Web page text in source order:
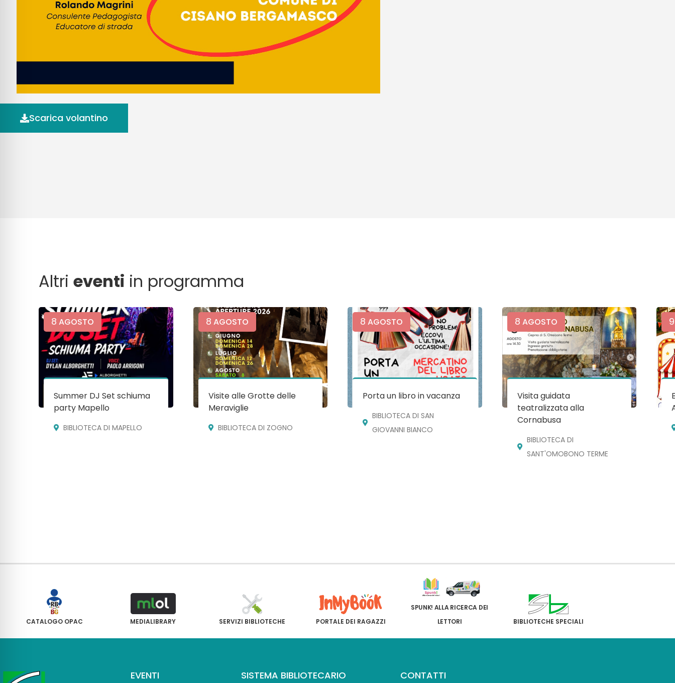
Scarica volantino
Altrieventi in programma
8 AGOSTO
Summer DJ Set schiuma
party Mapello
BIBLIOTECA DI MAPELLO
8 AGOSTO
Visite alle Grotte delle
Meraviglie
BIBLIOTECA DI ZOGNO
8 AGOSTO
Porta un libro in vacanza
BIBLIOTECA DI SAN
GIOVANNI BIANCO
8 AGOSTO
Visita guidata
teatralizzata alla
Cornabusa
BIBLIOTECA DI
SANT'OMOBONO TERME
9
CATALOGO OPAC MEDIALIBRARY SERVIZI BIBLIOTECHE PORTALE DEI RAGAZZI
SPUNK! ALLA RICERCA DEI
LETTORI
BIBLIOTECHE SPECIALI
EVENTI SISTEMA BIBLIOTECARIO CONTATTI